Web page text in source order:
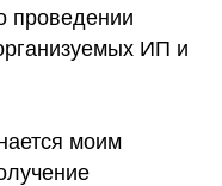
проведении
ИП и
моим